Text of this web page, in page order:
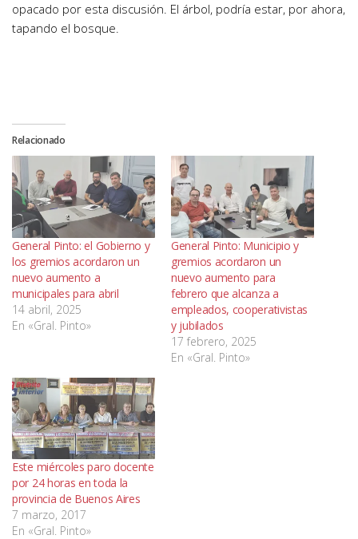
opacado por esta discusión. El árbol, podría estar, por ahora,
tapando el bosque.
Relacionado
General Pinto: el Gobierno y
los gremios acordaron un
nuevo aumento a
municipales para abril
14 abril, 2025
En «Gral. Pinto»
General Pinto: Municipio y
gremios acordaron un
nuevo aumento para
febrero que alcanza a
empleados, cooperativistas
y jubilados
17 febrero, 2025
En «Gral. Pinto»
Este miércoles paro docente
por 24 horas en toda la
provincia de Buenos Aires
7 marzo, 2017
En «Gral. Pinto»